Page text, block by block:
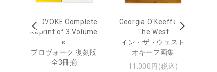
PROVOKE Complete
Reprint of 3 Volume
s
プロヴォーク 復刻版
全3冊揃
Georgia O'Keeffe: In
The West
イン・ザ・ウェスト
オキーフ画集
11,000円(税込)